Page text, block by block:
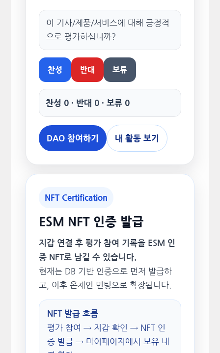
이 기사/제품/서비스에 대해 긍정적
으로 평가하십니까?
찬성 반대 보류
찬성 0 · 반대 0 · 보류 0
DAO 참여하기 내 활동 보기
NFT Certification
ESM NFT 인증 발급
지갑 연결 후 평가 참여 기록을 ESM 인
증 NFT로 남길 수 있습니다.
현재는 DB 기반 인증으로 먼저 발급하
고, 이후 온체인 민팅으로 확장됩니다.
NFT 발급 흐름
평가 참여 → 지갑 확인 → NFT 인
증 발급 → 마이페이지에서 보유 내